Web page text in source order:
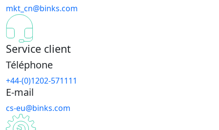
mkt_cn@binks.com
Service client
Téléphone
+44-(0)1202-571111
E-mail
cs-eu@binks.com